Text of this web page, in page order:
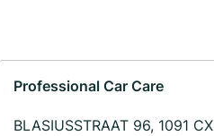
Professional Car Care
BLASIUSSTRAAT 96, 1091 CX